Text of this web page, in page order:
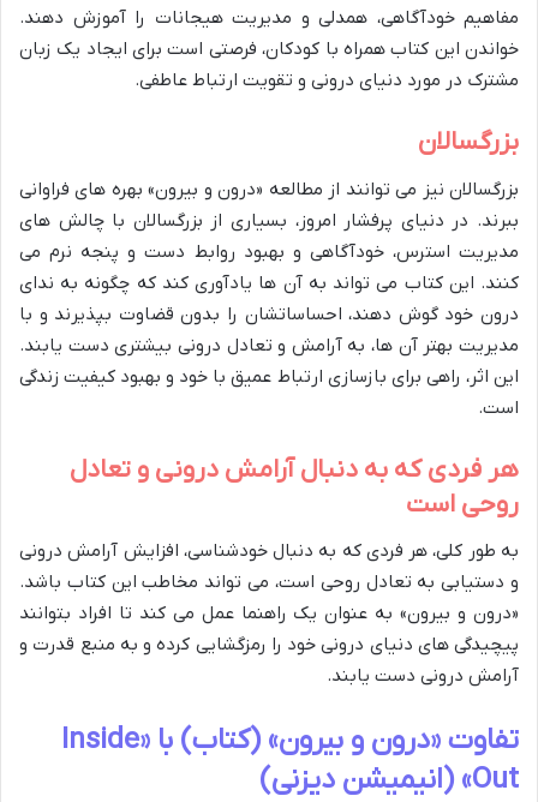
مفاهیم خودآگاهی، همدلی و مدیریت هیجانات را آموزش دهند.
خواندن این کتاب همراه با کودکان، فرصتی است برای ایجاد یک زبان
مشترک در مورد دنیای درونی و تقویت ارتباط عاطفی.
بزرگسالان
بزرگسالان نیز می توانند از مطالعه «درون و بیرون» بهره های فراوانی
ببرند. در دنیای پرفشار امروز، بسیاری از بزرگسالان با چالش های
مدیریت استرس، خودآگاهی و بهبود روابط دست و پنجه نرم می
کنند. این کتاب می تواند به آن ها یادآوری کند که چگونه به ندای
درون خود گوش دهند، احساساتشان را بدون قضاوت بپذیرند و با
مدیریت بهتر آن ها، به آرامش و تعادل درونی بیشتری دست یابند.
این اثر، راهی برای بازسازی ارتباط عمیق با خود و بهبود کیفیت زندگی
است.
هر فردی که به دنبال آرامش درونی و تعادل
روحی است
به طور کلی، هر فردی که به دنبال خودشناسی، افزایش آرامش درونی
و دستیابی به تعادل روحی است، می تواند مخاطب این کتاب باشد.
«درون و بیرون» به عنوان یک راهنما عمل می کند تا افراد بتوانند
پیچیدگی های دنیای درونی خود را رمزگشایی کرده و به منبع قدرت و
آرامش درونی دست یابند.
تفاوت «درون و بیرون» (کتاب) با «Inside
Out» (انیمیشن دیزنی)